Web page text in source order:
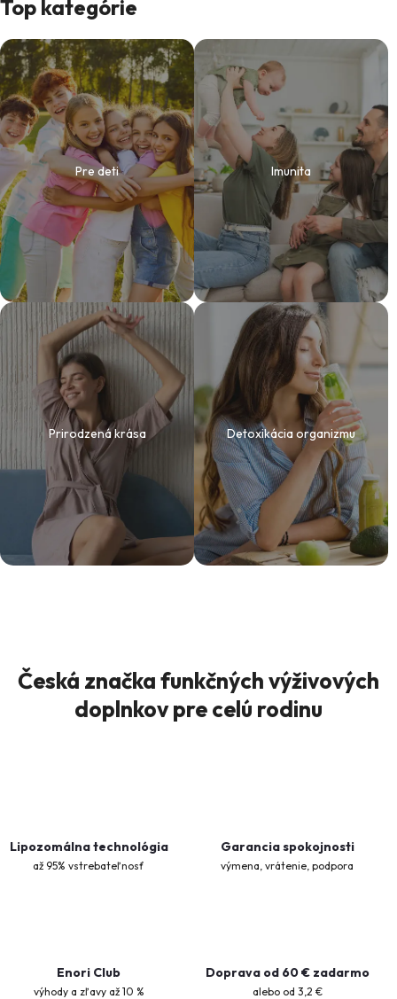
y
Top kategórie
Pre deti Imunita
Prirodzená krása Detoxikácia organizmu
Česká značka funkčných výživových
doplnkov pre celú rodinu
Lipozomálna technológia
až 95% vstrebateľnosť
Garancia spokojnosti
výmena, vrátenie, podpora
Enori Club
výhody a zľavy až 10 %
Doprava od 60 € zadarmo
alebo od 3,2 €